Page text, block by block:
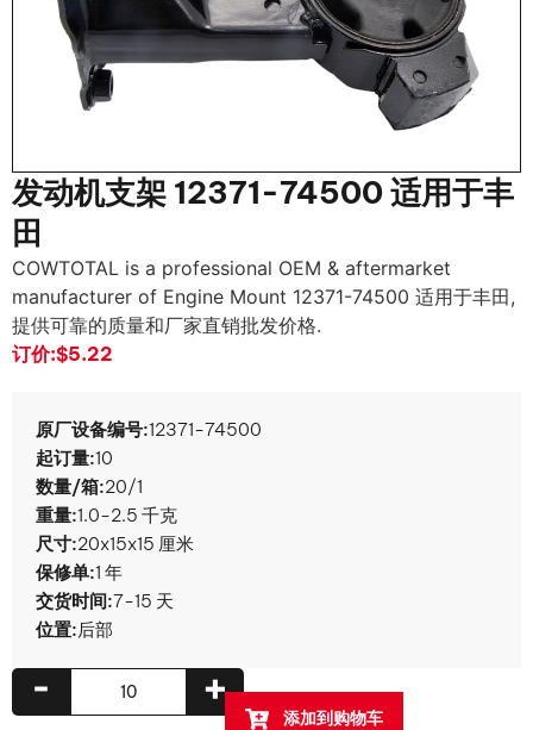
发动机支架 12371-74500 适用于丰
田
COWTOTAL is a professional OEM & aftermarket
manufacturer of Engine Mount 12371-74500 适用于丰田,
提供可靠的质量和厂家直销批发价格.
订价:$5.22
原厂设备编号:12371-74500
起订量:10
数量/箱:20/1
重量:1.0-2.5 千克
尺寸:20x15x15 厘米
保修单:1 年
交货时间:7-15 天
位置:后部
+
-
添加到购物车